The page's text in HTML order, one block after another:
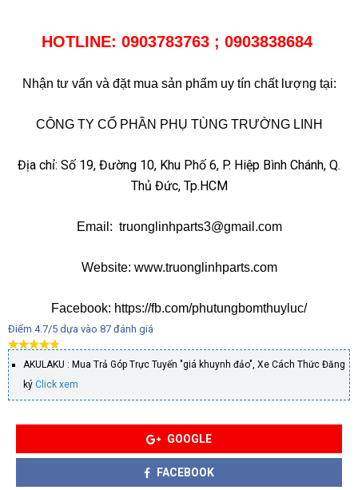
HOTLINE: 0903783763 ; 0903838684
Nhận tư vấn và đặt mua sản phẩm uy tín chất lượng tại:
CÔNG TY CỔ PHẦN PHỤ TÙNG TRƯỜNG LINH
Địa chỉ: Số 19, Đường 10, Khu Phố 6, P. Hiệp Bình Chánh, Q.
Thủ Đức, Tp.HCM
Email: truonglinhparts3@gmail.com
Website: www.truonglinhparts.com
Facebook: https://fb.com/phutungbomthuyluc/
Điểm 4.7/5 dựa vào 87 đánh giá
AKULAKU : Mua Trả Góp Trực Tuyến "giá khuynh đảo", Xe Cách Thức Đăng
ký Click xem
GOOGLE
FACEBOOK